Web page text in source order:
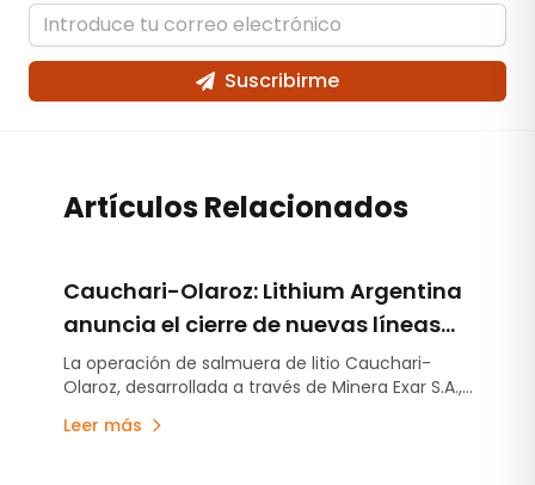
Suscribirme
Artículos Relacionados
Cauchari-Olaroz: Lithium Argentina
anuncia el cierre de nuevas líneas
de deuda por US$220 millones
La operación de salmuera de litio Cauchari-
Olaroz, desarrollada a través de Minera Exar S.A.,
concretó el cierre de nuevas líneas de deuda no
garantizada por US$220 millones, fortaleciendo
Leer más